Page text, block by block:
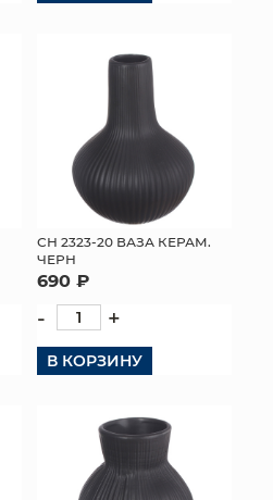
СН 2323-20 ВАЗА КЕРАМ.
ЧЕРН
690 ₽
- +
В КОРЗИНУ